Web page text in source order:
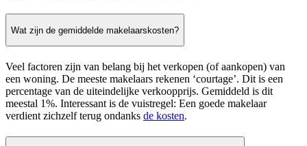
Wat zijn de gemiddelde makelaarskosten?
Veel factoren zijn van belang bij het verkopen (of aankopen) van
een woning. De meeste makelaars rekenen ‘courtage’. Dit is een
percentage van de uiteindelijke verkoopprijs. Gemiddeld is dit
meestal 1%. Interessant is de vuistregel: Een goede makelaar
verdient zichzelf terug ondanks de kosten.